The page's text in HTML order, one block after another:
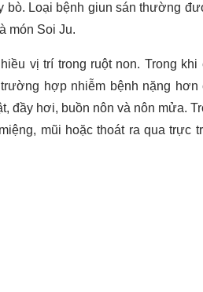
Loại bệnh giun sán thường
món Soi Ju.
vị trí trong ruột non. Trong
hợp nhiễm bệnh nặng hơn
đầy hơi, buồn nôn và nôn mửa.
mũi hoặc thoát ra qua trực